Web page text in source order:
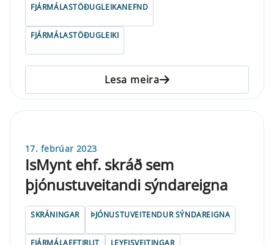
FJÁRMÁLASTÖÐUGLEIKANEFND
FJÁRMÁLASTÖÐUGLEIKI
Lesa meira
17. febrúar 2023
IsMynt ehf. skráð sem
þjónustuveitandi sýndareigna
SKRÁNINGAR ÞJÓNUSTUVEITENDUR SÝNDAREIGNA
FJÁRMÁLAEFTIRLIT LEYFISVEITINGAR